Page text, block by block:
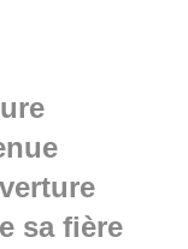
sa fière